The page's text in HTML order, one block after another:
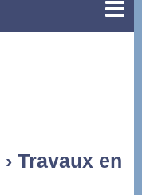
› Travaux en